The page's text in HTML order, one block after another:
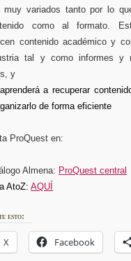
muy variados tanto por lo
como al formato.
contenido académico y
tal y como informes y
y
a recuperar
de forma eficiente
ProQuest en:
Almena: ProQuest central
AtoZ:AQUÍ
esto:
X Facebook